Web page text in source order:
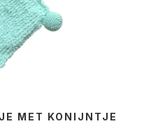
MET KONIJNTJE